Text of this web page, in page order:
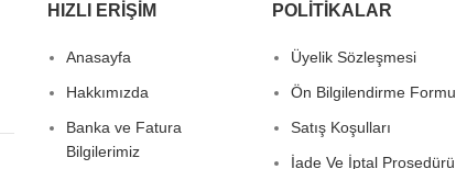
HIZLI ERIŞIM
Anasayfa
Hakkımızda
Banka ve Fatura
Bilgilerimiz
POLITIKALAR
Üyelik Sözleşmesi
Ön Bilgilendirme Formu
Satış Koşulları
İade Ve İptal Prosedürü